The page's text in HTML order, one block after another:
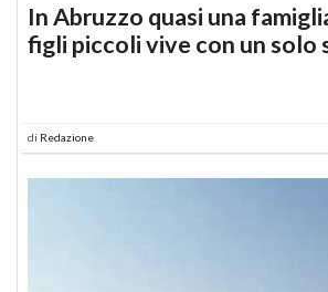
In Abruzzo quasi una
figli piccoli vive con un solo
di Redazione